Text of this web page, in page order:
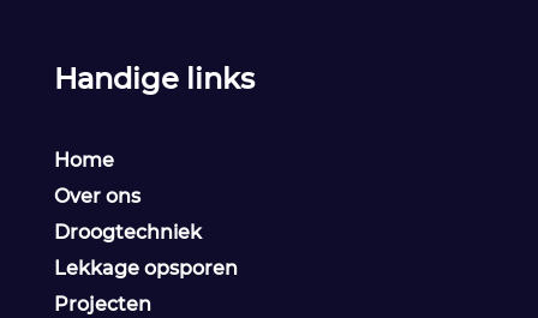
Handige links
Home
Over ons
Droogtechniek
Lekkage opsporen
Projecten